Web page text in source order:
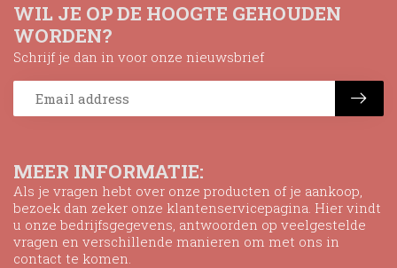
MEER INFORMATIE:
Als je vragen hebt over onze producten of je aankoop,
bezoek dan zeker onze klantenservicepagina. Hier vindt
u onze bedrijfsgegevens, antwoorden op veelgestelde
vragen en verschillende manieren om met ons in
contact te komen.
WIL JE OP DE HOOGTE GEHOUDEN
WORDEN?
Schrijf je dan in voor onze nieuwsbrief